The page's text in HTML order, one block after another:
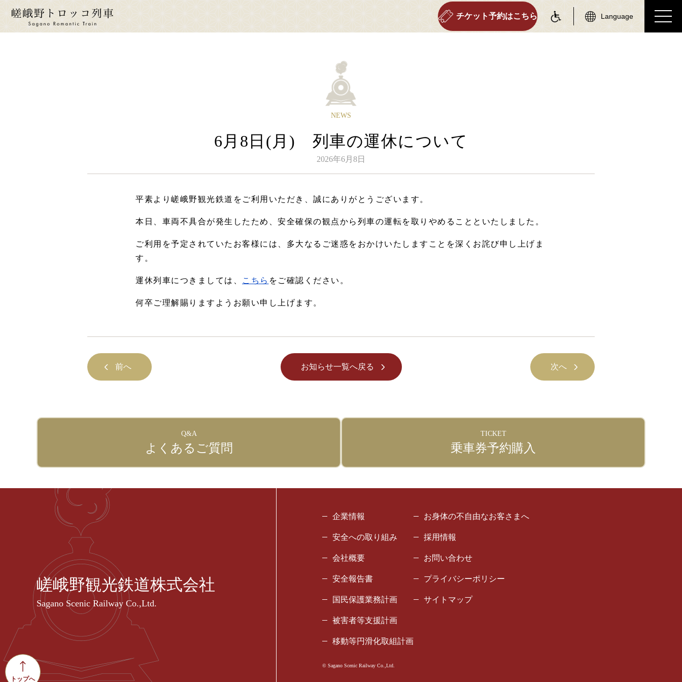
チケット予約はこちら Language
時刻表のご案内
座席のご案内
お身体の不自由なお客さまへ
about Sagano Romantic Train
嵯峨野トロッコについて
嵯峨野トロッコ列車とは
季節ごとの楽しみ方
ツアー紹介
よくあるご質問
お知らせ
トロッコ嵯峨駅
トロッコ保津峡駅 保津峡エリア
トップへ
NEWS
6月8日(月) 列車の運休について
2026年6月8日
平素より嵯峨野観光鉄道をご利用いただき、誠にありがとうございます。
本日、車両不具合が発生したため、安全確保の観点から列車の運転を取りやめることといたしました。
ご利用を予定されていたお客様には、多大なるご迷惑をおかけいたしますことを深くお詫び申し上げま
す。
運休列車につきましては、 こちら をご確認ください。
何卒ご理解賜りますようお願い申し上げます。
前へ お知らせ一覧へ戻る 次へ
Q&A
よくあるご質問
TICKET
乗車券予約購入
嵯峨野観光鉄道株式会社
Sagano Scenic Railway Co.,Ltd.
企業情報
安全への取り組み
会社概要
安全報告書
国民保護業務計画
被害者等支援計画
移動等円滑化取組計画
お身体の不自由なお客さまへ
採用情報
お問い合わせ
プライバシーポリシー
サイトマップ
© Sagano Scenic Railway Co.,Ltd.